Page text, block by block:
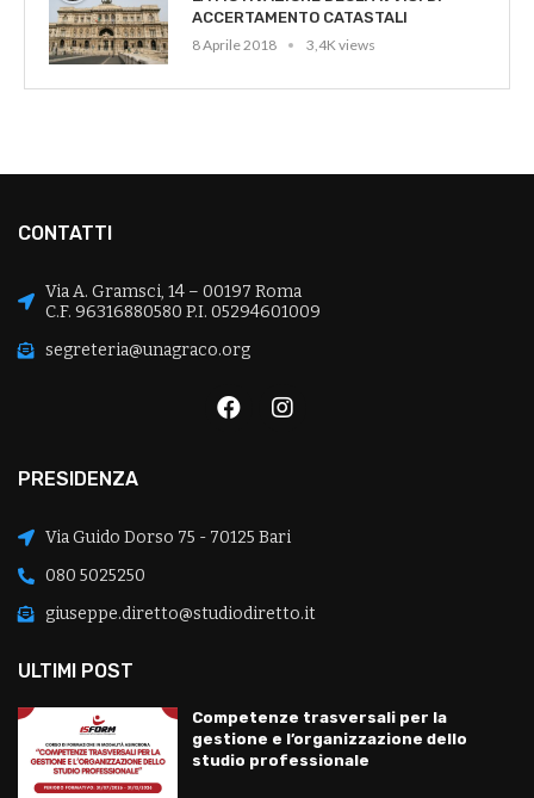
ACCERTAMENTO CATASTALI
8 Aprile 2018
3,4K views
CONTATTI
Via A. Gramsci, 14 – 00197 Roma
C.F. 96316880580 P.I. 05294601009
segreteria@unagraco.org
PRESIDENZA
Via Guido Dorso 75 - 70125 Bari
080 5025250
giuseppe.diretto@studiodiretto.it
ULTIMI POST
Competenze trasversali per la
gestione e l’organizzazione dello
studio professionale